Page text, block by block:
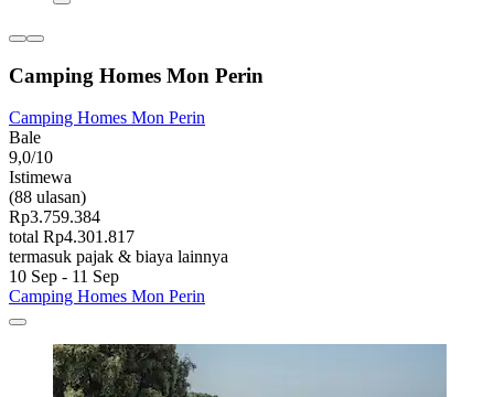
Camping Homes Mon Perin
Camping Homes Mon Perin
Bale
9,0/10
Istimewa
(88 ulasan)
Rp3.759.384
total Rp4.301.817
termasuk pajak & biaya lainnya
10 Sep - 11 Sep
Camping Homes Mon Perin